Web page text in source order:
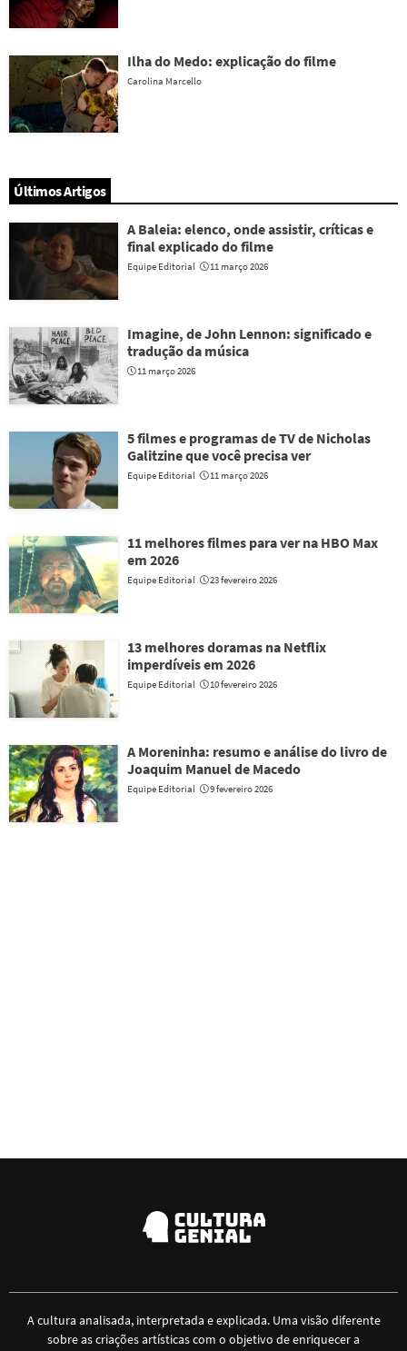
Ilha do Medo: explicação do filme
Carolina Marcello
Últimos Artigos
A Baleia: elenco, onde assistir, críticas e
final explicado do filme
Equipe Editorial 11 março 2026
Imagine, de John Lennon: significado e
tradução da música
11 março 2026
5 filmes e programas de TV de Nicholas
Galitzine que você precisa ver
Equipe Editorial 11 março 2026
11 melhores filmes para ver na HBO Max
em 2026
Equipe Editorial 23 fevereiro 2026
13 melhores doramas na Netflix
imperdíveis em 2026
Equipe Editorial 10 fevereiro 2026
A Moreninha: resumo e análise do livro de
Joaquim Manuel de Macedo
Equipe Editorial 9 fevereiro 2026
A cultura analisada, interpretada e explicada. Uma visão diferente
sobre as criações artísticas com o objetivo de enriquecer a